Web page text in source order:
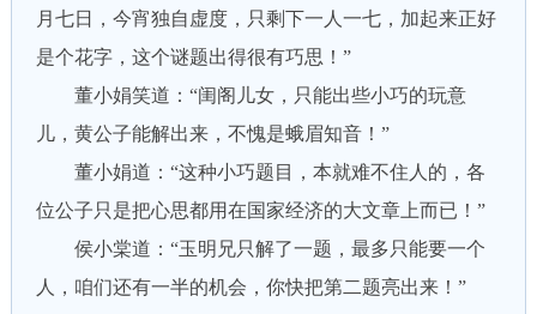
月七日，今宵独自虚度，只剩下一人一七，加起来正好
是个花字，这个谜题出得很有巧思！”
董小娟笑道：“闺阁儿女，只能出些小巧的玩意
儿，黄公子能解出来，不愧是蛾眉知音！”
董小娟道：“这种小巧题目，本就难不住人的，各
位公子只是把心思都用在国家经济的大文章上而已！”
侯小棠道：“玉明兄只解了一题，最多只能要一个
人，咱们还有一半的机会，你快把第二题亮出来！”